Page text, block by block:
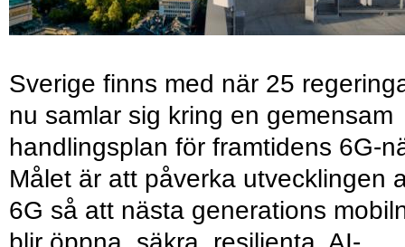
Sverige finns med när 25
nu samlar sig kring en gemensam
handlingsplan för framtidens 6G-
Målet är att påverka utvecklingen
6G så att nästa generations